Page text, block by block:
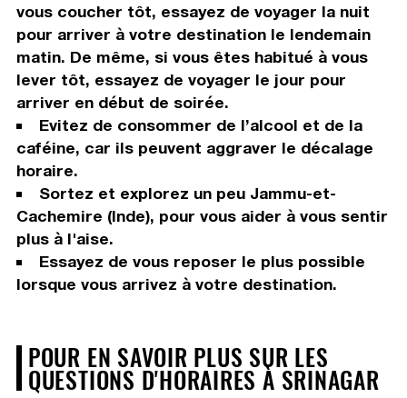
vous coucher tôt, essayez de voyager la nuit
pour arriver à votre destination le lendemain
matin. De même, si vous êtes habitué à vous
lever tôt, essayez de voyager le jour pour
arriver en début de soirée.
Evitez de consommer de l’alcool et de la
caféine, car ils peuvent aggraver le décalage
horaire.
Sortez et explorez un peu Jammu-et-
Cachemire (Inde), pour vous aider à vous sentir
plus à l'aise.
Essayez de vous reposer le plus possible
lorsque vous arrivez à votre destination.
POUR EN SAVOIR PLUS SUR LES
QUESTIONS D'HORAIRES À SRINAGAR